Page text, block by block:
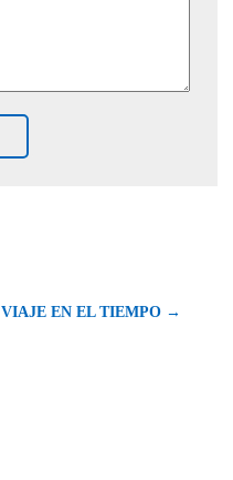
VIAJE EN EL TIEMPO →